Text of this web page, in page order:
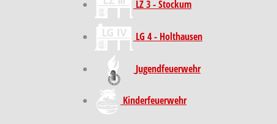
LZ 3 - Stockum
LG 4 - Holthausen
Jugendfeuerwehr
Kinder­feuer­wehr